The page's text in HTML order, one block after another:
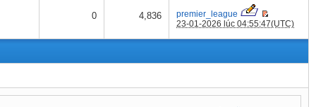
0 4,836
premier_league
23-01-2026 lúc 04:55:47(UTC)